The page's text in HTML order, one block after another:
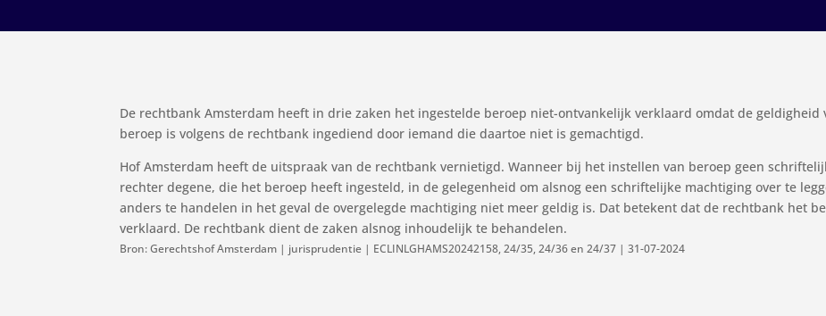
De rechtbank Amsterdam heeft in drie zaken het ingestelde beroep niet-ontvankelijk verklaard omdat de geldigheid
beroep is volgens de rechtbank ingediend door iemand die daartoe niet is gemachtigd.
Hof Amsterdam heeft de uitspraak van de rechtbank vernietigd. Wanneer bij het instellen van beroep geen
rechter degene, die het beroep heeft ingesteld, in de gelegenheid om alsnog een schriftelijke machtiging over te
anders te handelen in het geval de overgelegde machtiging niet meer geldig is. Dat betekent dat de rechtbank het
verklaard. De rechtbank dient de zaken alsnog inhoudelijk te behandelen.
Bron: Gerechtshof Amsterdam | jurisprudentie | ECLINLGHAMS20242158, 24/35, 24/36 en 24/37 | 31-07-2024